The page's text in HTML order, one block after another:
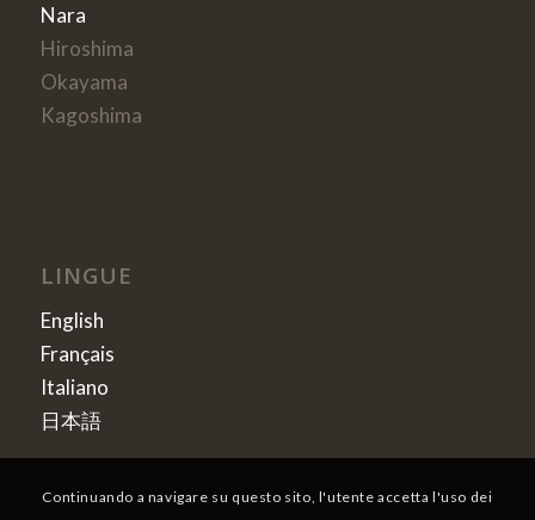
Nara
Hiroshima
Okayama
Kagoshima
LINGUE
English
Français
Italiano
日本語
Continuando a navigare su questo sito, l'utente accetta l'uso dei